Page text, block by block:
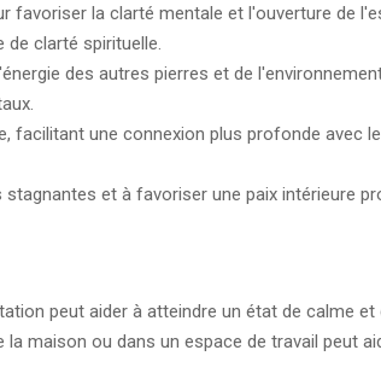
favoriser la clarté mentale et l'ouverture de
clarté spirituelle.
des autres pierres et de
facilitant une connexion plus profonde avec
et à favoriser une paix intérieure
peut aider à atteindre un état de calme et
maison ou dans un espace de travail peut